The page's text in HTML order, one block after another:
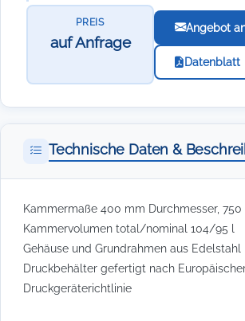
PREIS
auf Anfrage
Angebot
Datenblatt
Technische Daten &
Kammermaße 400 mm Durchmesser,
Kammervolumen total/nominal 104/95 l
Gehäuse und Grundrahmen aus Edelstahl
Druckbehälter gefertigt nach
Druckgeräterichtlinie